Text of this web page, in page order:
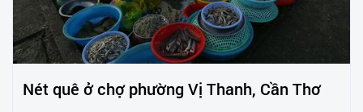
Nét quê ở chợ phường Vị Thanh, Cần Thơ